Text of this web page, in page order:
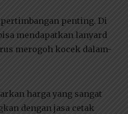
penting. Di
mendapatkan lanyard
merogoh kocek dalam-
harga yang sangat
dengan jasa cetak